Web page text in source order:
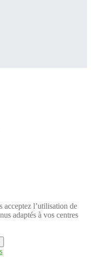
l’utilisation de
adaptés à vos centres